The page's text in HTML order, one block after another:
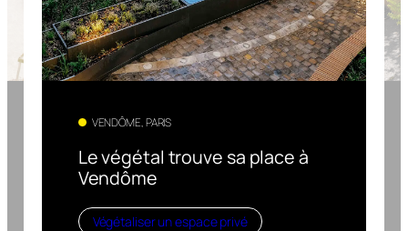
VENDÔME, PARIS
Le végétal trouve sa place à
Vendôme
Végétaliser un espace privé